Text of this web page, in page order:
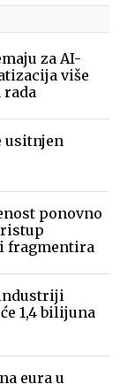
za AI-
više
rada
usitnjen
ponovno
fragmentira
1,4 bilijuna
eura u